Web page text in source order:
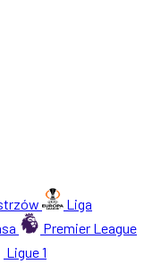
Liga
Premier League
Ligue 1